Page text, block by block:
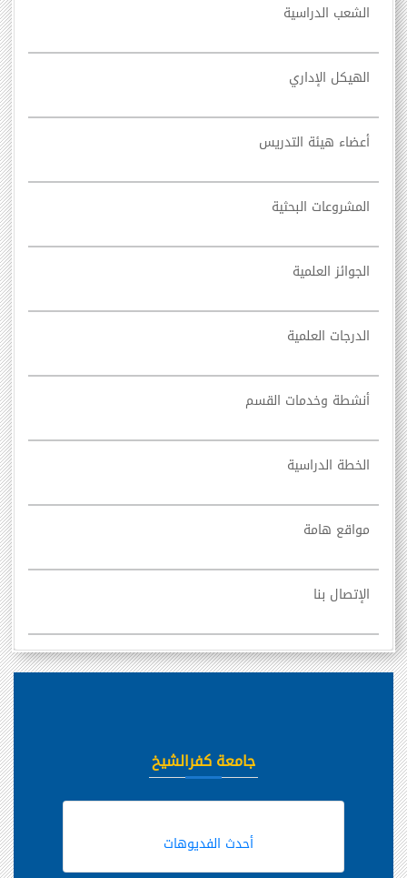
الشعب الدراسية
الهيكل الإداري
أعضاء هيئة التدريس
المشروعات البحثية
الجوائز العلمية
الدرجات العلمية
أنشطة وخدمات القسم
الخطة الدراسية
مواقع هامة
الإتصال بنا
جامعة كفرالشيخ
أحدث الفديوهات